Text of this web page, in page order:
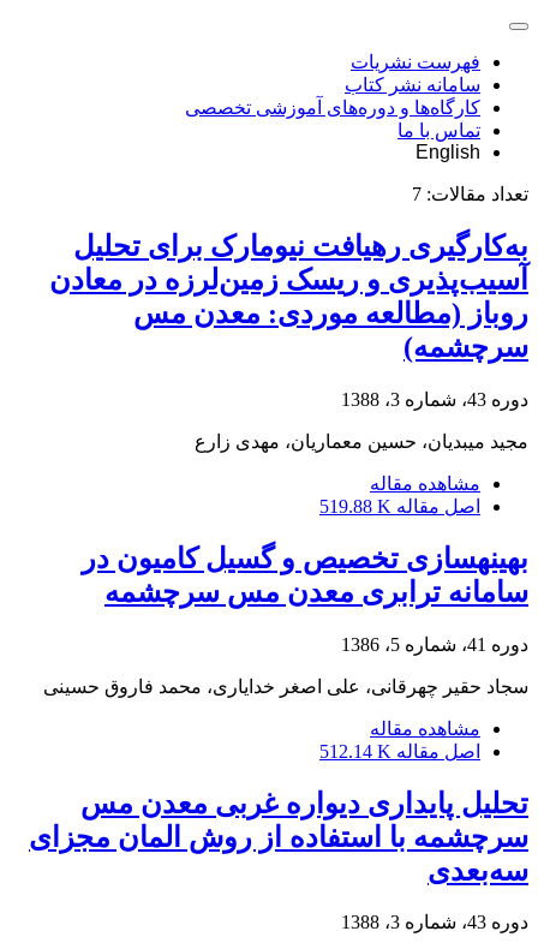
فهرست نشریات
سامانه نشر کتاب
کارگاه‌ها و دوره‌های آموزشی تخصصی
تماس با ما
English
تعداد مقالات: 7
به‌کارگیری رهیافت نیومارک برای تحلیل
آسیب‌پذیری و ریسک زمین‌لرزه در معادن
روباز (مطالعه موردی: معدن مس
سرچشمه)
دوره 43، شماره 3، 1388
مجید میبدیان، حسین معماریان، مهدی زارع
مشاهده مقاله
اصل مقاله 519.88 K
بهینه‏سازی تخصیص و گسیل کامیون در
سامانه ترابری معدن مس سرچشمه
دوره 41، شماره 5، 1386
سجاد حقیر چهرقانی، علی اصغر خدایاری، محمد فاروق حسینی
مشاهده مقاله
اصل مقاله 512.14 K
تحلیل پایداری دیواره غربی معدن مس
سرچشمه با استفاده از روش المان مجزای
سه‌بعدی
دوره 43، شماره 3، 1388